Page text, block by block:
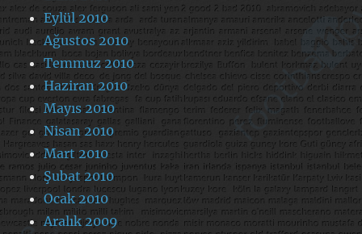
Eylül 2010
Ağustos 2010
Temmuz 2010
Haziran 2010
Mayıs 2010
Nisan 2010
Mart 2010
Şubat 2010
Ocak 2010
Aralık 2009